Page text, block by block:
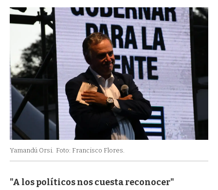
Yamandú Orsi. Foto: Francisco Flores.
"A los políticos nos cuesta reconocer"